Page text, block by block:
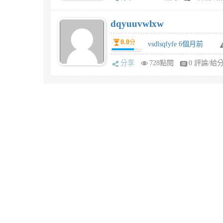
dqyuuvwlxw
0.0分 vsdlsqfyfe 6個月前
分享 728點閱 0 評論/給